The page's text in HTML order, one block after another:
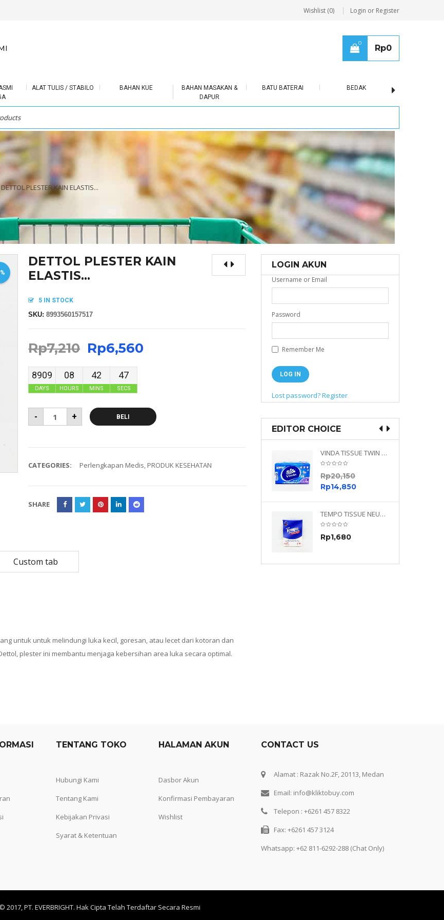
Wishlist (0) Login or Register
0
Rp0
ALAT TULIS / STABILO BAHAN KUE
BAHAN MASAKAN &
DAPUR
BATU BATERAI BEDAK
DETTOL PLESTER KAIN ELASTIS...
DETTOL PLESTER KAIN
ELASTIS...
5 IN STOCK
SKU:8993560157517
Rp7,210 Rp6,560
8909
DAYS
08
HOURS
42
MINS
46
SECS
- + BELI
CATEGORIES: Perlengkapan Medis, PRODUK KESEHATAN
SHARE
Custom tab
untuk untuk melindungi luka kecil, goresan, atau lecet dari kotoran dan
plester ini membantu menjaga kebersihan area luka secara optimal.
LOGIN AKUN
Username or Email
Password
Remember Me
Lost password?Register
EDITOR CHOICE
MASKER SENSI 3- LAPIS HEADLOOP
VINDA TISSUE TWIN PACK 2 X 330 S
Rp20,150
Rp14,850
TEMPO TISSUE NEUTRAL PETIT 4PLY
Rp1,680
TENTANG TOKO
Hubungi Kami
Tentang Kami
Kebijakan Privasi
Syarat & Ketentuan
HALAMAN AKUN
Dasbor Akun
Konfirmasi Pembayaran
Wishlist
CONTACT US
Alamat : Razak No.2F, 20113, Medan
Email: info@kliktobuy.com
Telepon : +6261 457 8322
Fax: +6261 457 3124
Whatsapp: +62 811-6292-288 (Chat Only)
© 2017, PT. EVERBRIGHT. Hak Cipta Telah Terdaftar Secara Resmi